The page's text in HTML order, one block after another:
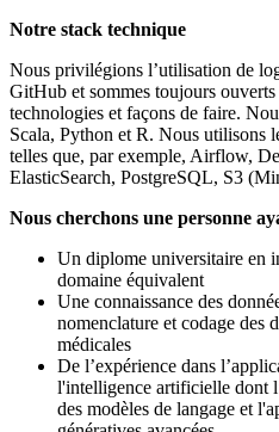
Notre stack technique
Nous privilégions l’utilisation de
GitHub et sommes toujours
technologies et façons de faire.
Scala, Python et R. Nous utilisons
telles que, par exemple, Airflow,
ElasticSearch, PostgreSQL, S3
Nous cherchons une personne
Un diplome universitaire en
domaine équivalent
Une connaissance des
nomenclature et codage des
médicales
De l’expérience dans
l'intelligence artificielle dont
des modèles de langage et